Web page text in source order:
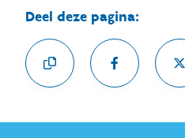
Deel deze pagina: